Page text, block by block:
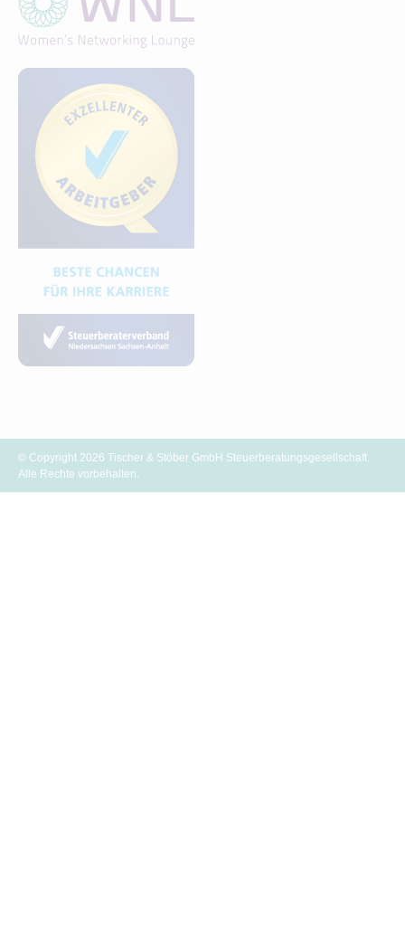
© Copyright 2026 Tischer & Stöber GmbH Steuerberatungsgesellschaft.
Alle Rechte vorbehalten.